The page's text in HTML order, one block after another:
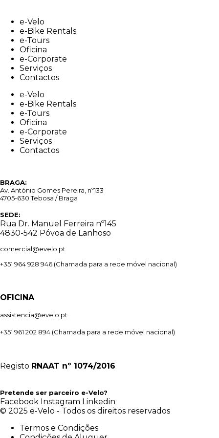
contente-Velo
e-Bike Rentals
e-Tours
Oficina
e-Corporate
Serviços
Contactos
e-Velo
e-Bike Rentals
e-Tours
Oficina
e-Corporate
Serviços
Contactos
BRAGA:
Av. António Gomes Pereira, nº133
4705-630 Tebosa / Braga
SEDE:
Rua Dr. Manuel Ferreira nº145
4830-542 Póvoa de Lanhoso
comercial@evelo.pt
+351 964 928 946 (Chamada para a rede móvel nacional)
OFICINA
assistencia@evelo.pt
+351 961 202 894 (Chamada para a rede móvel nacional)
Registo RNAAT nº 1074/2016
Pretende ser parceiro e-Velo?
Facebook Instagram Linkedin
© 2025 e-Velo - Todos os direitos reservados
Termos e Condições